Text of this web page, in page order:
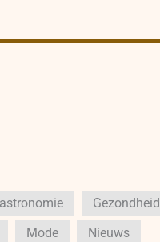
Gezondheid
Mode
Nieuws